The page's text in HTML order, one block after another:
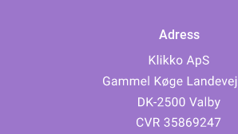
Adress